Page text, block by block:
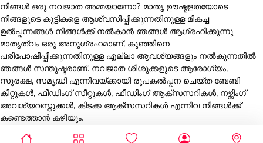
നിങ്ങൾ ഒരു നവജാത അമ്മയാണോ? മാതൃ ഊഷ്മളതയോടെ
നിങ്ങളുടെ കുട്ടികളെ ആശ്വസിപ്പിക്കുന്നതിനുള്ള മികച്ച
ഉൽപ്പന്നങ്ങൾ നിങ്ങൾക്ക് നൽകാൻ ഞങ്ങൾ ആഗ്രഹിക്കുന്നു.
മാതൃത്വം ഒരു അനുഗ്രഹമാണ്, കുഞ്ഞിനെ
പരിപോഷിപ്പിക്കുന്നതിനുള്ള എല്ലാ ആവശ്യങ്ങളും നൽകുന്നതിൽ
ഞങ്ങൾ സന്തുഷ്ടരാണ്. നവജാത ശിശുക്കളുടെ ആരോഗ്യം,
സുരക്ഷ, സമൃദ്ധി എന്നിവയ്ക്കായി രൂപകൽപ്പന ചെയ്ത ബേബി
കിറ്റുകൾ, ഫീഡിംഗ് സീറ്റുകൾ, ഫീഡിംഗ് ആക്സസറികൾ, നഴ്സിംഗ്
അവശ്യവസ്തുക്കൾ, കിടക്ക ആക്സസറികൾ എന്നിവ നിങ്ങൾക്ക്
കണ്ടെത്താൻ കഴിയും.